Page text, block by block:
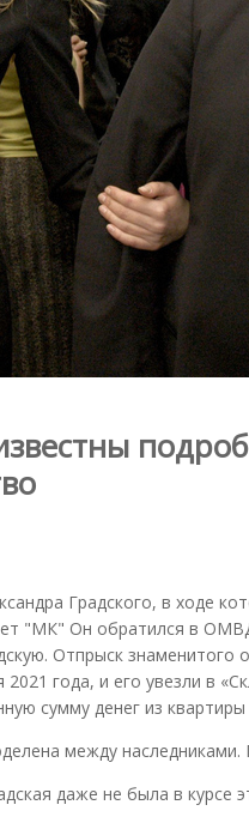
Градского, в ходе
"МК" Он обратился в
Отпрыск знаменитого
года, и его увезли в
сумму денег из
между
даже не была в курсе